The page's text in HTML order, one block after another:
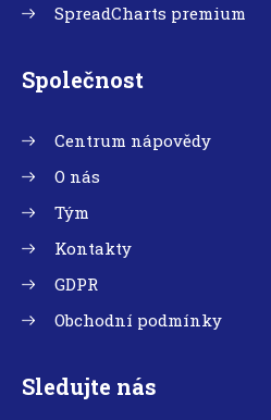
SpreadCharts premium
Společnost
Centrum nápovědy
O nás
Tým
Kontakty
GDPR
Obchodní podmínky
Sledujte nás